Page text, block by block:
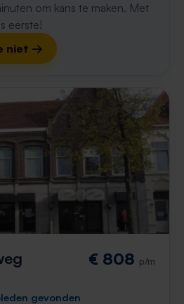
om kans te maken. Met
eerste!
niet →
€ 808 p/m
gevonden